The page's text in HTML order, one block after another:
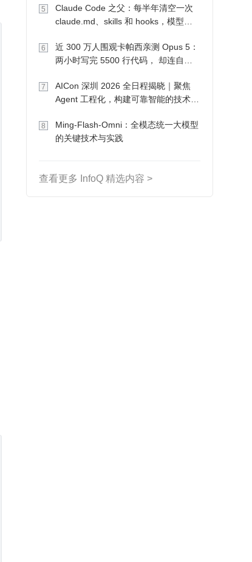
5
Claude Code 之父：每半年清空一次
claude.md、skills 和 hooks，模型自
6
近 300 万人围观卡帕西亲测 Opus 5：
两小时写完 5500 行代码， 却连自己
7
AICon 深圳 2026 全日程揭晓｜聚焦
Agent 工程化，构建可靠智能的技术路
8
Ming-Flash-Omni：全模态统一大模型
的关键技术与实践
查看更多 InfoQ 精选内容 >